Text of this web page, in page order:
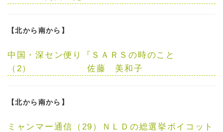
【北から南から】
中国・深セン便り
『ＳＡＲＳの時のこと
（2）
佐藤 美和子
【北から南から】
ミャンマー通信（29）
ＮＬＤの総選挙ボイコット